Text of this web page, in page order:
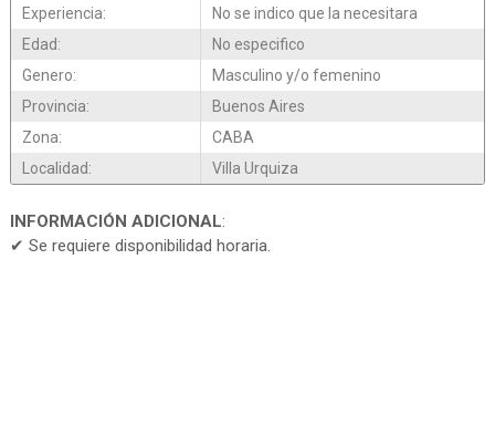
Experiencia:
No se indico que la necesitara
Edad:
No especifico
Genero:
Masculino y/o femenino
Provincia:
Buenos Aires
Zona:
CABA
Localidad:
Villa Urquiza
INFORMACIÓN ADICIONAL:
✔ Se requiere disponibilidad horaria.